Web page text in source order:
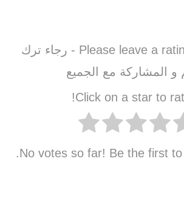
Please leave a rating and Share - رجاء ترك
و المشاركة مع الجميع
Click on a star to
No votes so far! Be the first to